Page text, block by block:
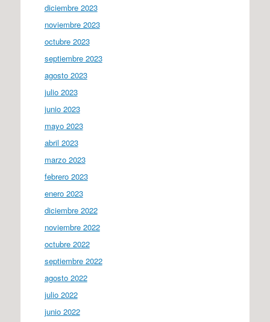
diciembre 2023
noviembre 2023
octubre 2023
septiembre 2023
agosto 2023
julio 2023
junio 2023
mayo 2023
abril 2023
marzo 2023
febrero 2023
enero 2023
diciembre 2022
noviembre 2022
octubre 2022
septiembre 2022
agosto 2022
julio 2022
junio 2022